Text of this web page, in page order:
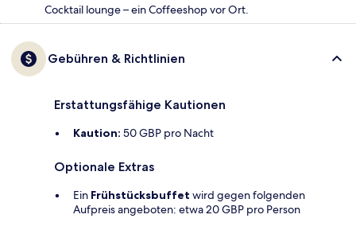
Cocktail lounge – ein Coffeeshop vor Ort.
Gebühren & Richtlinien
Erstattungsfähige Kautionen
Kaution: 50 GBP pro Nacht
Optionale Extras
Ein Frühstücksbuffet wird gegen folgenden
Aufpreis angeboten: etwa 20 GBP pro Person